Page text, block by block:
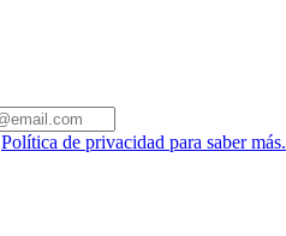
Política de privacidad para saber más.